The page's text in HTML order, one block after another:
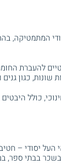
המתמטיקה,
להעברת
שונות, כגון
כולל היבטים
יסודי –
בבתי ספר,